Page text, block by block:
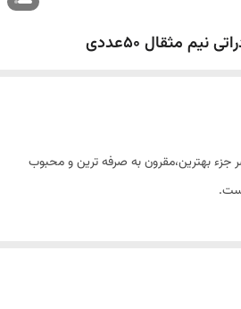
مثقال 50عددی
بهترین،مقرون به صرفه ترین و محبوب